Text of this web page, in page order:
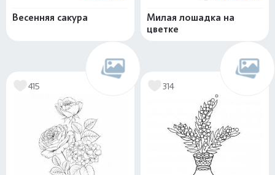
Весенняя сакура
Милая лошадка на
цветке
415 314